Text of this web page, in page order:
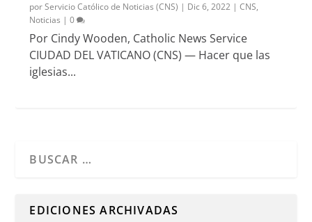
porServicio Católico de Noticias (CNS) | Dic 6, 2022 |CNS,
Noticias |0
Por Cindy Wooden, Catholic News Service
CIUDAD DEL VATICANO (CNS) — Hacer que las
iglesias...
EDICIONES ARCHIVADAS